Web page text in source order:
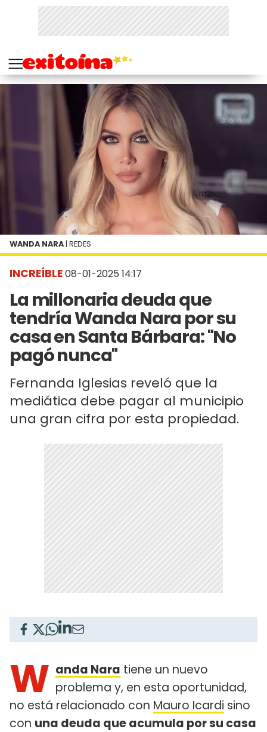
INCREÍBLE08-01-2025 14:17
La millonaria deuda que
tendría Wanda Nara por su
casa en Santa Bárbara: "No
pagó nunca"
Fernanda Iglesias reveló que la
mediática debe pagar al municipio
una gran cifra por esta propiedad.
WANDA NARA | REDES
W anda Nara tiene un nuevo
problema y, en esta oportunidad,
no está relacionado con Mauro Icardi sino
con una deuda que acumula por su casa